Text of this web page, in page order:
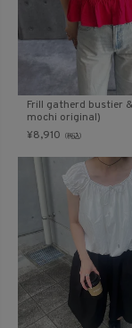
Frill gatherd bustier
mochi original)
¥8,910 （税込）